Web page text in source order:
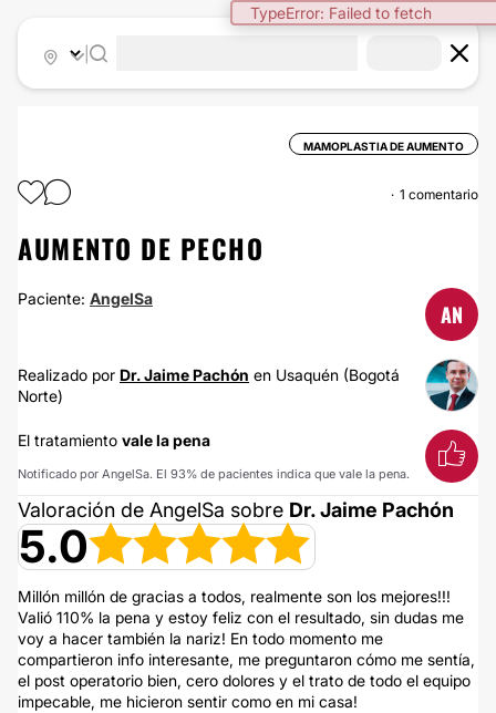
TypeError: Failed to fetch
MAMOPLASTIA DE AUMENTO
1 comentario
AUMENTO DE PECHO
Paciente: AngelSa
AN
Realizado por Dr. Jaime Pachón en Usaquén (Bogotá
Norte)
El tratamiento vale la pena
Notificado por AngelSa. El 93% de pacientes indica que vale la pena.
Valoración de AngelSa sobre Dr. Jaime Pachón
5.0
Millón millón de gracias a todos, realmente son los mejores!!!
Valió 110% la pena y estoy feliz con el resultado, sin dudas me
voy a hacer también la nariz! En todo momento me
compartieron info interesante, me preguntaron cómo me sentía,
el post operatorio bien, cero dolores y el trato de todo el equipo
impecable, me hicieron sentir como en mi casa!